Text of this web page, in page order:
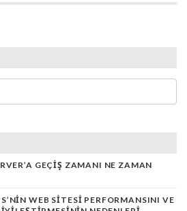
GEÇIŞ ZAMANI NE ZAMAN
WEB SITESI PERFORMANSINI VE